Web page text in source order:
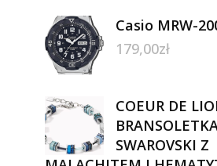
Casio MRW-
179,00zł
COEUR DE
SWAROVSKI Z